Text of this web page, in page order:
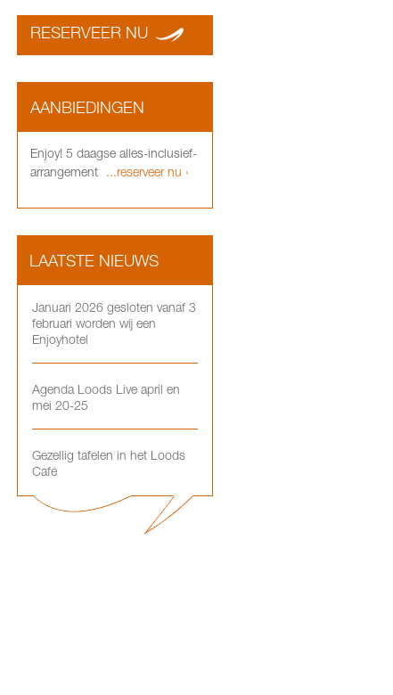
RESERVEER NU
AANBIEDINGEN
Enjoy! 5 daagse alles-inclusief-
arrangement
...reserveer nu ›
LAATSTE NIEUWS
Januari 2026 gesloten vanaf 3
februari worden wij een
Enjoyhotel
Agenda Loods Live april en
mei 20-25
Gezellig tafelen in het Loods
Café